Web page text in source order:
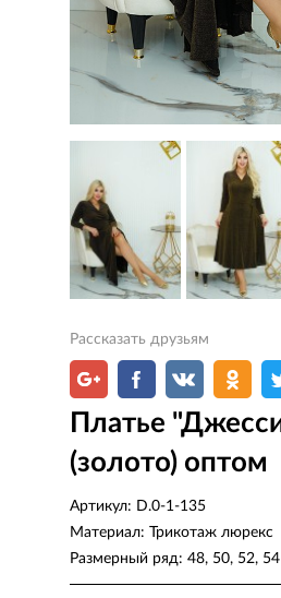
Рассказать друзьям
Платье
(золото) оптом
Артикул: D.0-1-135
Материал: Трикотаж люрекс
Размерный ряд: 48, 50, 52, 54